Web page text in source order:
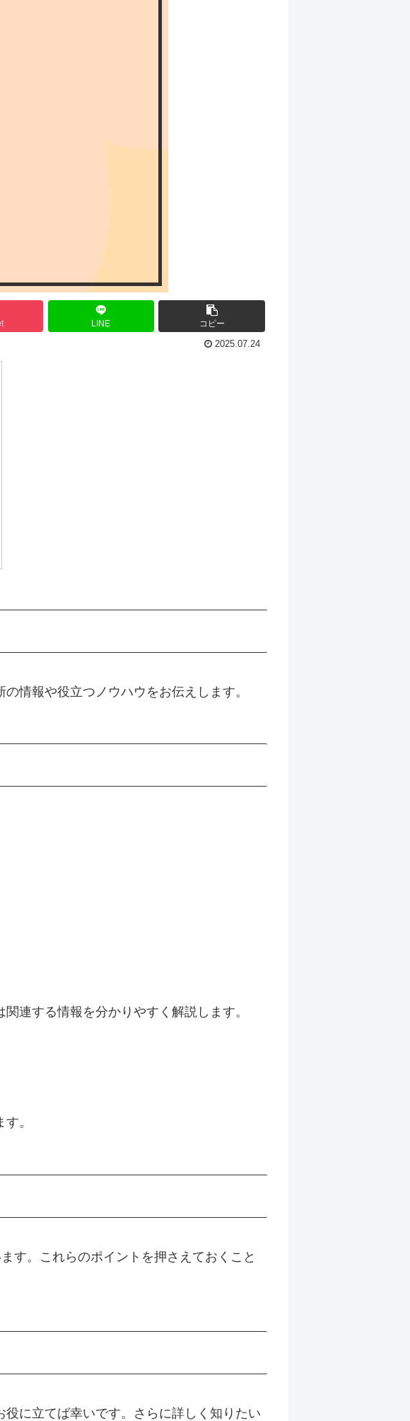
LINE コピー
2025.07.24
情報や役立つノウハウをお伝えします。
連する情報を分かりやすく解説します。
。
す。これらのポイントを押さえておくこと
に立てば幸いです。さらに詳しく知りたい